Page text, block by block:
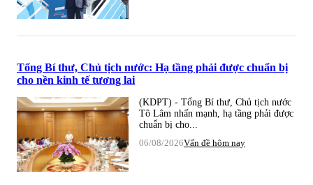
Tổng Bí thư, Chủ tịch nước: Hạ tầng phải được chuẩn bị
cho nền kinh tế tương lai
(KDPT) - Tổng Bí thư, Chủ tịch nước
Tô Lâm nhấn mạnh, hạ tầng phải được
chuẩn bị cho...
06/08/2026Vấn đề hôm nay